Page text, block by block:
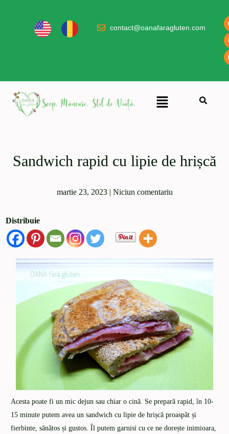
contact@oanafaragluten.com
Sandwich rapid cu lipie de hrișcă
martie 23, 2023| Niciun comentariu
Distribuie
Acesta poate fi un mic dejun sau chiar o cină. Se prepară rapid, în 10-
15 minute putem avea un sandwich cu lipie de hrișcă proaspăt și
fierbinte, sănătos și gustos. Îl putem garnisi cu ce ne dorește inimioara,